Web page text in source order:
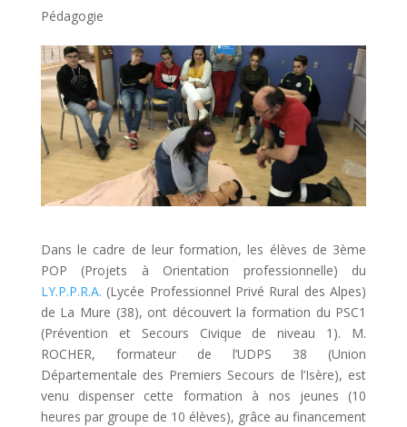
Pédagogie
Dans le cadre de leur formation, les élèves de 3ème
POP (Projets à Orientation professionnelle) du
LY.P.P.R.A. (Lycée Professionnel Privé Rural des Alpes)
de La Mure (38), ont découvert la formation du PSC1
(Prévention et Secours Civique de niveau 1). M.
ROCHER, formateur de l’UDPS 38 (Union
Départementale des Premiers Secours de l’Isère), est
venu dispenser cette formation à nos jeunes (10
heures par groupe de 10 élèves), grâce au financement